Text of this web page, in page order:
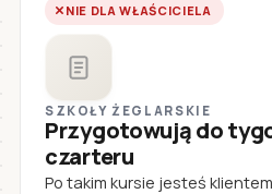
NIE DLA WŁAŚCICIELA
SZKOŁY ŻEGLARSKIE
Przygotowują do
czarteru
Po takim kursie jesteś